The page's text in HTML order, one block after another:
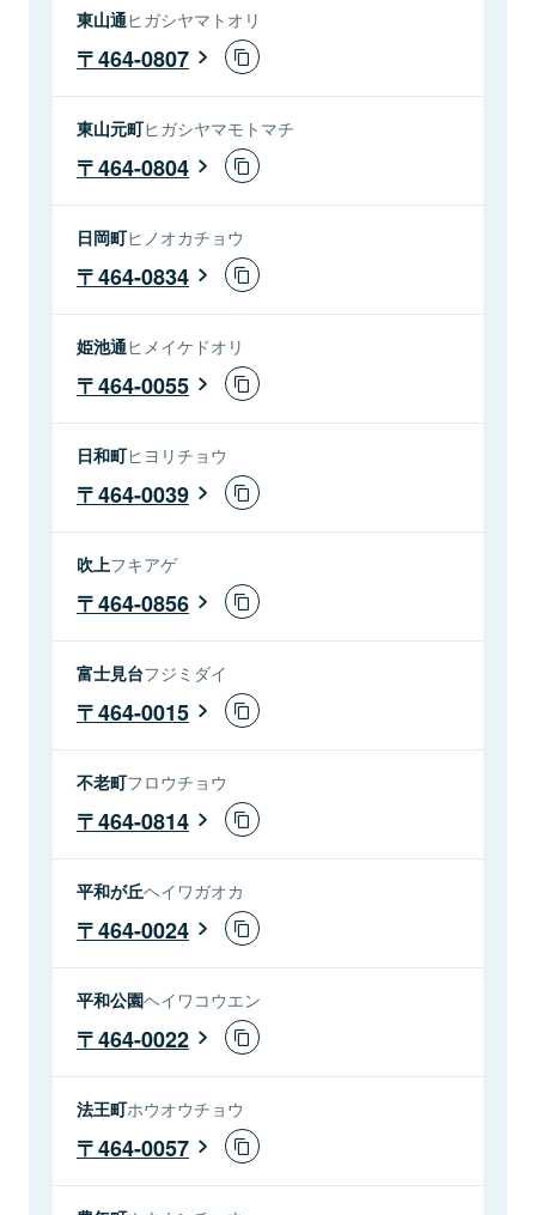
東山通ヒガシヤマトオリ
464-0807
東山元町ヒガシヤマモトマチ
464-0804
日岡町ヒノオカチョウ
464-0834
姫池通ヒメイケドオリ
464-0055
日和町ヒヨリチョウ
464-0039
吹上フキアゲ
464-0856
富士見台フジミダイ
464-0015
不老町フロウチョウ
464-0814
平和が丘ヘイワガオカ
464-0024
平和公園ヘイワコウエン
464-0022
法王町ホウオウチョウ
464-0057